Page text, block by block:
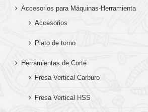
Accesorios para Máquinas-Herramienta
Accesorios
Plato de torno
Herramientas de Corte
Fresa Vertical Carburo
Fresa Vertical HSS